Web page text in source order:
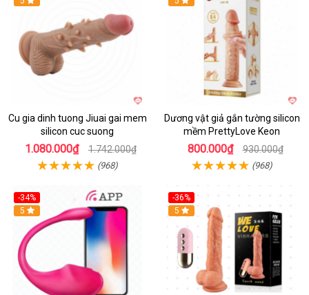
Cu gia dinh tuong Jiuai gai mem
silicon cuc suong
1.080.000₫ 1.742.000₫
(968)
Dương vật giả gắn tường silicon
mềm PrettyLove Keon
800.000₫ 930.000₫
(968)
-34%
5
-36%
5